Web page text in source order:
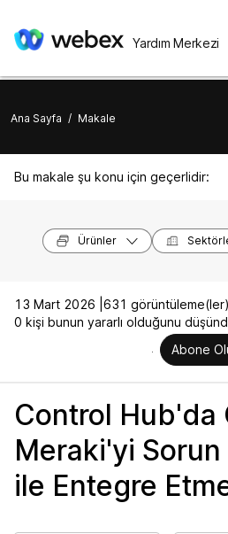
Yardım Merkezi
Ana Sayfa / Makale
Bu makale şu konu için geçerlidir:
Ürünler
13 Mart 2026 | 631 görüntüleme(ler)
0 kişi bunun yararlı olduğunu
Abone
Control Hub'da
Meraki'yi
ile Entegre